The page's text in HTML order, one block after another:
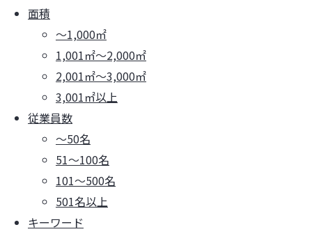
面積
～1,000㎡
1,001㎡～2,000㎡
2,001㎡～3,000㎡
3,001㎡以上
従業員数
～50名
51～100名
101～500名
501名以上
キーワード